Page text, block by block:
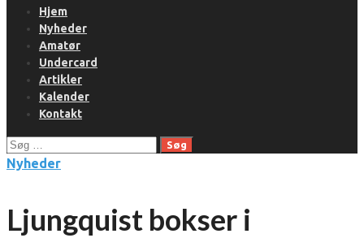
Hjem
Nyheder
Amatør
Undercard
Artikler
Kalender
Kontakt
Søg
efter:
Nyheder
Ljungquist bokser i